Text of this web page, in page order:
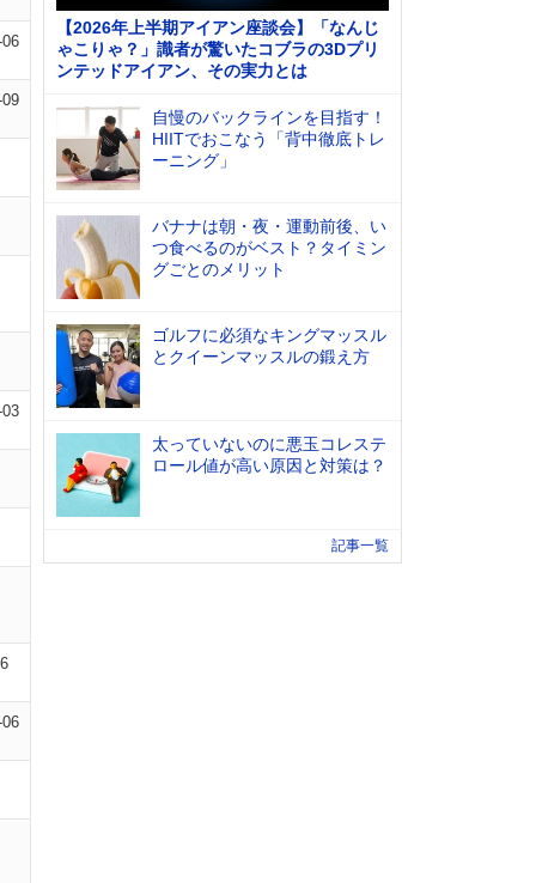
【2026年上半期アイアン座談会】「なんじ
ゃこりゃ？」識者が驚いたコブラの3Dプリ
ンテッドアイアン、その実力とは
自慢のバックラインを目指す！
HIITでおこなう「背中徹底トレ
ーニング」
バナナは朝・夜・運動前後、い
つ食べるのがベスト？タイミン
グごとのメリット
ゴルフに必須なキングマッスル
とクイーンマッスルの鍛え方
太っていないのに悪玉コレステ
ロール値が高い原因と対策は？
記事一覧